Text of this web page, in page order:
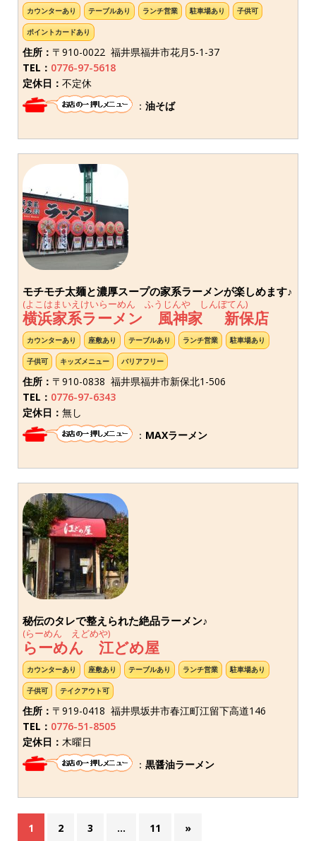
カウンターあり テーブルあり ランチ営業 駐車場あり 子供可
ポイントカードあり
住所： 〒910-0022 福井県福井市花月5-1-37
TEL： 0776-97-5618
定休日： 不定休
： 油そば
モチモチ太麺と濃厚スープの家系ラーメンが楽しめます♪
(よこはまいえけいらーめん ふうじんや しんぼてん)
横浜家系ラーメン 風神家 新保店
カウンターあり 座敷あり テーブルあり ランチ営業 駐車場あり
子供可 キッズメニュー バリアフリー
住所： 〒910-0838 福井県福井市新保北1-506
TEL： 0776-97-6343
定休日： 無し
： MAXラーメン
秘伝のタレで整えられた絶品ラーメン♪
(らーめん えどめや)
らーめん 江どめ屋
カウンターあり 座敷あり テーブルあり ランチ営業 駐車場あり
子供可 テイクアウト可
住所： 〒919-0418 福井県坂井市春江町江留下高道146
TEL： 0776-51-8505
定休日： 木曜日
： 黒醤油ラーメン
1 2 3 … 11 »